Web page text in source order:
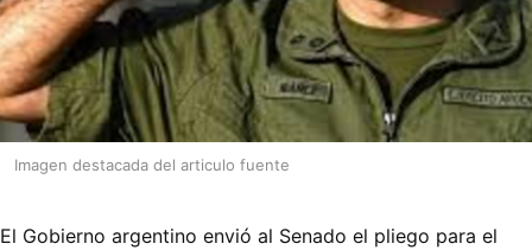
Imagen destacada del articulo fuente
El Gobierno argentino envió al Senado el pliego para el